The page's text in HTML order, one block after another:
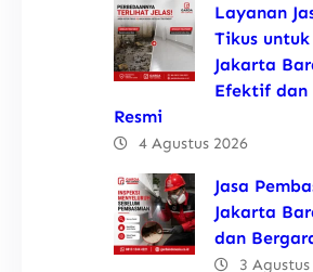
Layanan
Tikus untuk
Jakarta
Efektif dan
Resmi
4 Agustus 2026
Jasa
Jakarta
dan
3